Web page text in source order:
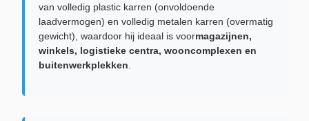
van volledig plastic karren (onvoldoende
laadvermogen) en volledig metalen karren (overmatig
gewicht), waardoor hij ideaal is voormagazijnen,
winkels, logistieke centra, wooncomplexen en
buitenwerkplekken